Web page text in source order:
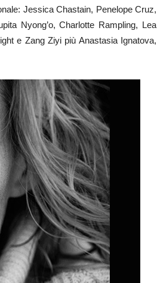
Jessica Chastain, Penelope Cruz,
Nyong’o, Charlotte Rampling, Lea
e Zang Ziyi più Anastasia Ignatova,